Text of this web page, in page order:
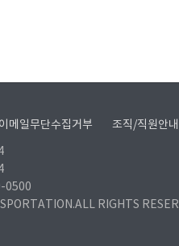
이메일무단수집거부 조직/직원안내
0500
RIGHTS